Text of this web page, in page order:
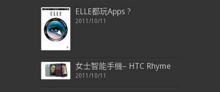
ELLE都玩Apps ?
2011/10/11
女士智能手機– HTC Rhyme
2011/10/11